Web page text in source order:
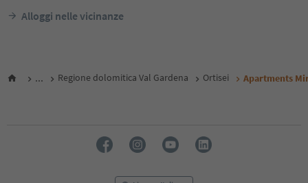
Alloggi nelle vicinanze
... Regione dolomitica Val Gardena Ortisei Apartments